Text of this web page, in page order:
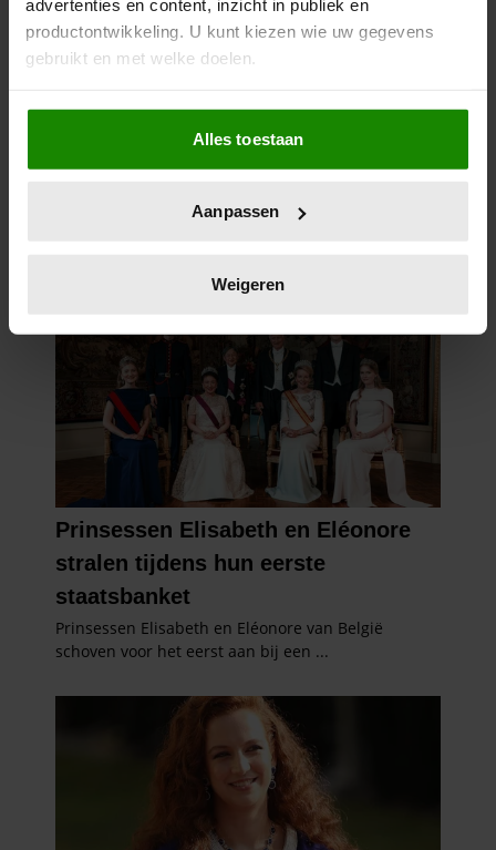
advertenties en content, inzicht in publiek en
productontwikkeling. U kunt kiezen wie uw gegevens
gebruikt en met welke doelen.
Als u het toestaat, willen we ook graag:
Informatie verzamelen over uw geografische
locatie, die tot een paar meter nauwkeurig kan zijn
scannen op specifieke eigenschappen (fingerprinting)
verwerkt en stel uw voorkeuren in het
intrekken in de Cookieverklaring.
We gebruiken cookies om content en advertenties te
personaliseren, om functies voor social media te bieden
en om ons websiteverkeer te analyseren. Ook delen we
informatie over uw gebruik van onze site met onze
partners voor social media, adverteren en analyse. Deze
partners kunnen deze gegevens combineren met andere
verzameld op basis van uw gebruik van hun services. U
gaat akkoord met onze cookies als u onze website blijft
gebruiken.
Alles toestaan
Aanpassen
Weigeren